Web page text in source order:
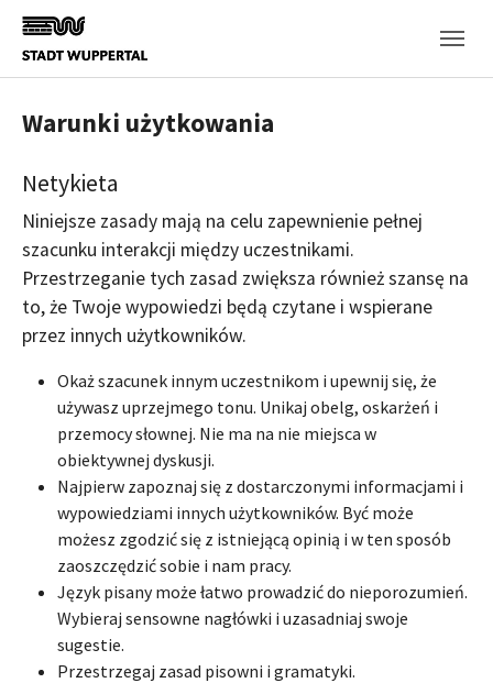
Skip to main content
Warunki użytkowania
Netykieta
Niniejsze zasady mają na celu zapewnienie pełnej
szacunku interakcji między uczestnikami.
Przestrzeganie tych zasad zwiększa również szansę na
to, że Twoje wypowiedzi będą czytane i wspierane
przez innych użytkowników.
Okaż szacunek innym uczestnikom i upewnij się, że
używasz uprzejmego tonu. Unikaj obelg, oskarżeń i
przemocy słownej. Nie ma na nie miejsca w
obiektywnej dyskusji.
Najpierw zapoznaj się z dostarczonymi informacjami i
wypowiedziami innych użytkowników. Być może
możesz zgodzić się z istniejącą opinią i w ten sposób
zaoszczędzić sobie i nam pracy.
Język pisany może łatwo prowadzić do nieporozumień.
Wybieraj sensowne nagłówki i uzasadniaj swoje
sugestie.
Przestrzegaj zasad pisowni i gramatyki.